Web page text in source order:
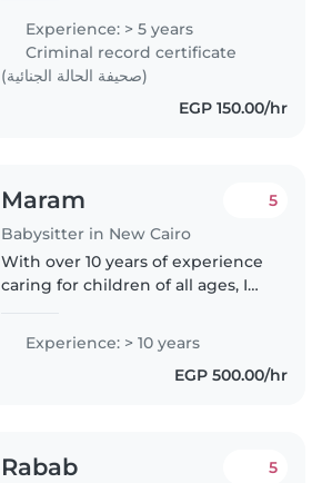
with special needs in speech
disorder. I am Fluent in..
Experience: > 5 years
Criminal record certificate
(صحيفة الحالة الجنائية)
EGP 150.00/hr
Maram
Babysitter in New Cairo
5
With over 10 years of experience
caring for children of all ages, I
and a warm, nurturing approach
to my work. I'm comfortable
with pets and can assist..
Experience: > 10 years
EGP 500.00/hr
Rabab 5